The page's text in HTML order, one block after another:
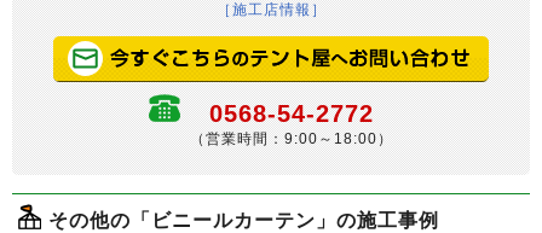
［施工店情報］
0568-54-2772
（営業時間：9:00～18:00）
その他の「ビニールカーテン」の施工事例